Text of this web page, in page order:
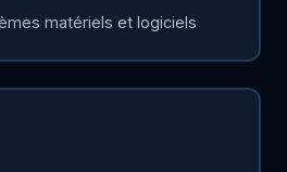
matériels et logiciels